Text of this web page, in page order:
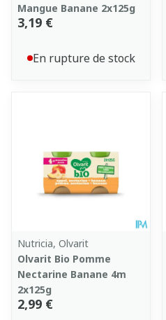
Mangue Banane 2x125g
3,19 €
En rupture de stock
Nutricia, Olvarit
Olvarit Bio Pomme
Nectarine Banane 4m
2x125g
2,99 €